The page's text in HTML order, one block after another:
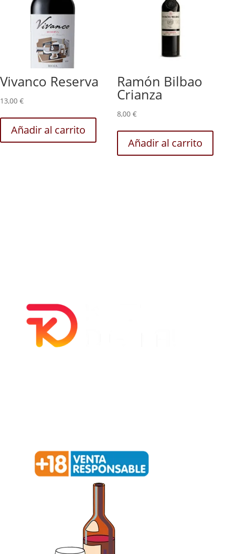
Vivanco Reserva
13,00 €
Añadir al carrito
Ramón Bilbao
Crianza
8,00 €
Añadir al carrito